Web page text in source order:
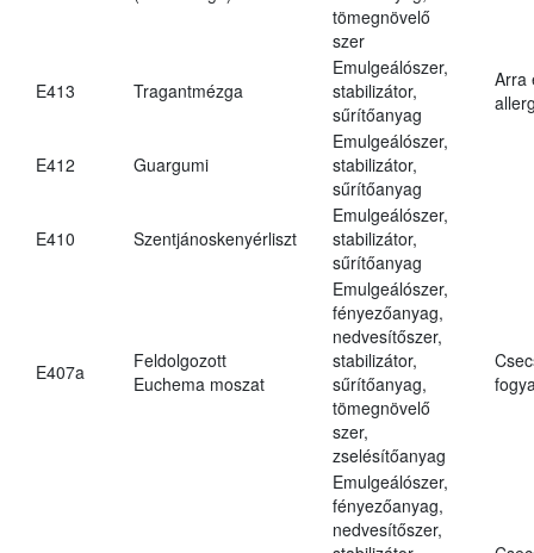
tömegnövelő
szer
E413 Tragantmézga
Emulgeálószer,
stabilizátor,
sűrítőanyag
Arra
E412 Guargumi
Emulgeálószer,
stabilizátor,
sűrítőanyag
E410 Szentjánoskenyérliszt
Emulgeálószer,
stabilizátor,
sűrítőanyag
E407a
Feldolgozott
Euchema moszat
Emulgeálószer,
fényezőanyag,
nedvesítőszer,
stabilizátor,
sűrítőanyag,
tömegnövelő
szer,
zselésítőanyag
Emulgeálószer,
fényezőanyag,
nedvesítőszer,